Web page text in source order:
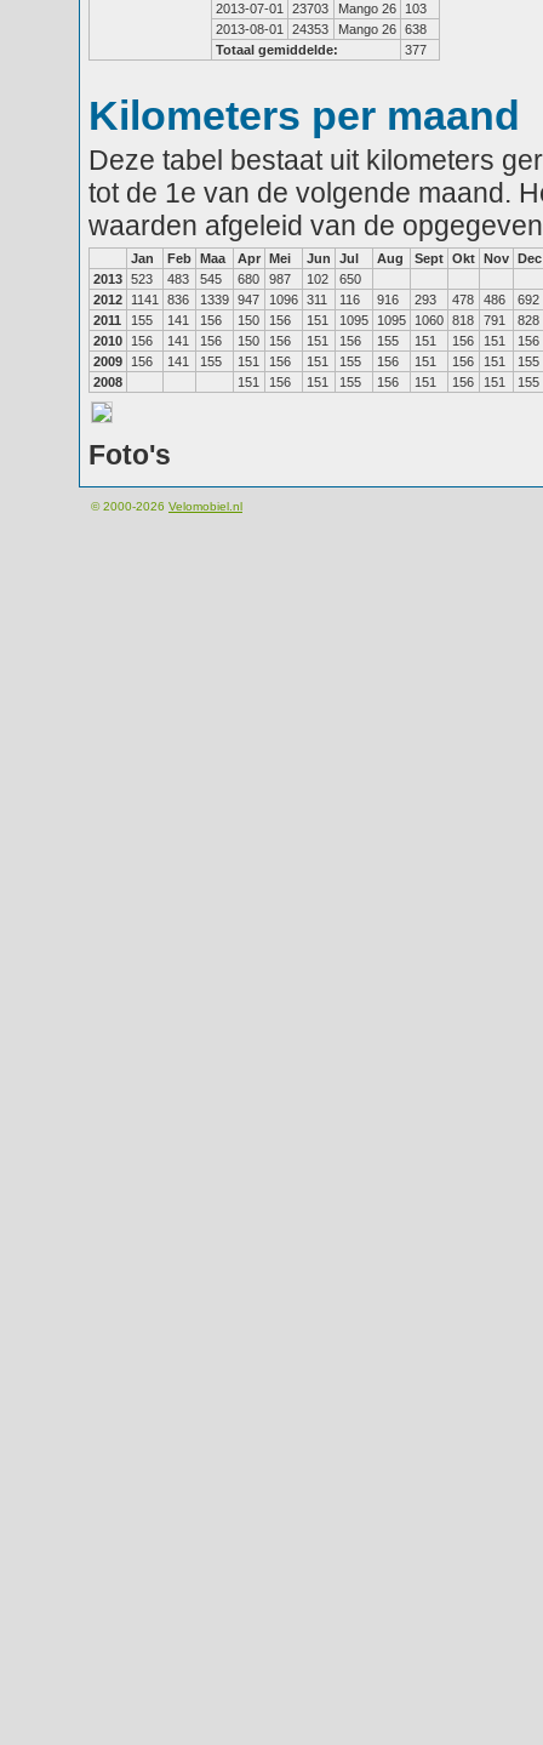
2013-07-01
23703 Mango 26
103
2013-08-01
24353 Mango 26 638
Totaal gemiddelde:
377
Kilometers per maand
Deze tabel bestaat uit kilometers
tot de 1e van de volgende maand.
waarden afgeleid van de
Jan Feb Maa Apr Mei Jun Jul Aug Sept Okt Nov Dec
2013 523 483 545 680 987 102
650
2012
1141 836 1339 947 1096 311 116 916 293 478 486
692
2011
155 141 156 150 156 151 1095 1095 1060 818 791
828
2010
156 141 156 150 156 151 156 155 151 156 151
156
2009
156 141 155 151 156 151 155 156 151 156 151
155
2008
151 156 151 155 156 151 156 151 155
Foto's
© 2000-2026 Velomobiel.nl